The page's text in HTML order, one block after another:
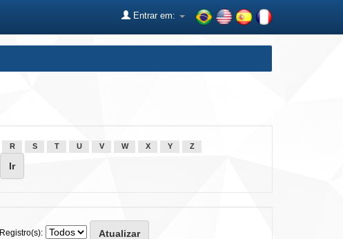
Entrar em:
R S T U V W X Y Z
Registro(s):